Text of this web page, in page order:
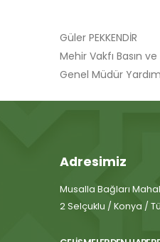
Güler PEKKENDİR
Mehir Vakfı Basın
Genel Müdür
Adresimiz
Musalla Bağları
2 Selçuklu / Konya /